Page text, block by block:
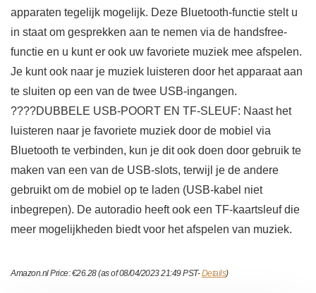
apparaten tegelijk mogelijk. Deze Bluetooth-functie stelt u
in staat om gesprekken aan te nemen via de handsfree-
functie en u kunt er ook uw favoriete muziek mee afspelen.
Je kunt ook naar je muziek luisteren door het apparaat aan
te sluiten op een van de twee USB-ingangen.
????DUBBELE USB-POORT EN TF-SLEUF: Naast het
luisteren naar je favoriete muziek door de mobiel via
Bluetooth te verbinden, kun je dit ook doen door gebruik te
maken van een van de USB-slots, terwijl je de andere
gebruikt om de mobiel op te laden (USB-kabel niet
inbegrepen). De autoradio heeft ook een TF-kaartsleuf die
meer mogelijkheden biedt voor het afspelen van muziek.
Amazon.nl Price:€26.28(as of 08/04/2023 21:49 PST-Details)